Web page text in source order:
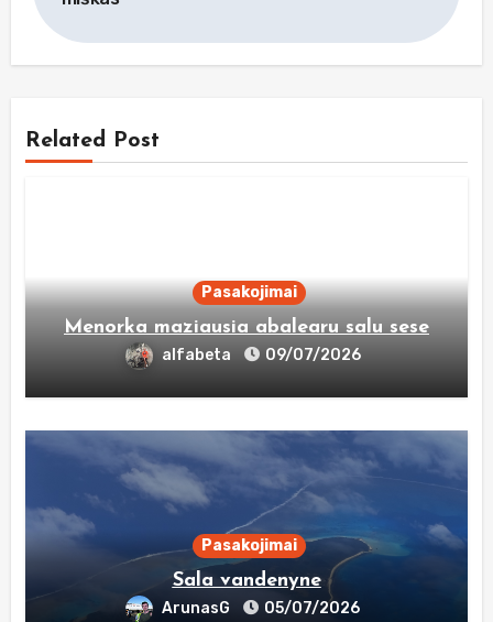
įrašų
Related Post
Pasakojimai
Menorka maziausia abalearu salu sese
alfabeta 09/07/2026
Pasakojimai
Sala vandenyne
ArunasG 05/07/2026